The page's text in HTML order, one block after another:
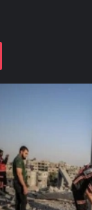
Pocket